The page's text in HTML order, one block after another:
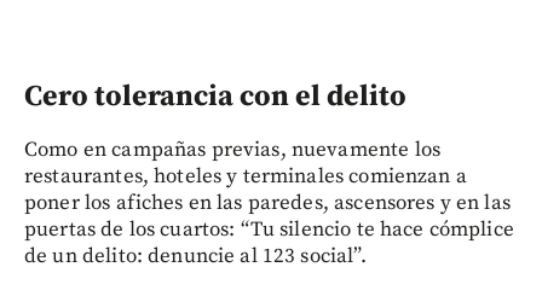
Cero tolerancia con el delito
Como en campañas previas, nuevamente los
restaurantes, hoteles y terminales comienzan a
poner los afiches en las paredes, ascensores y en las
puertas de los cuartos: “Tu silencio te hace cómplice
de un delito: denuncie al 123 social”.